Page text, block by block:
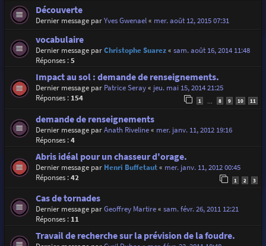
Découverte
Dernier message parYves Gwenael« mer. août 12, 2015 07:31
vocabulaire
Dernier message parChristophe Suarez« sam. août 16, 2014 11:48
Réponses :5
Impact au sol : demande de renseignements.
Dernier message par Patrice Seray« jeu. mai 15, 2014 21:25
Réponses : 154 1 8 9 10 11
demande de renseignements
Dernier message parAnath Riveline« mer. janv. 11, 2012 19:16
Réponses :4
Abris idéal pour un chasseur d'orage.
Dernier message par Henri Buffetaut« mer. janv. 11, 2012 00:45
Réponses :42 1 2 3
Cas de tornades
Dernier message parGeoffrey Martire« sam. févr. 26, 2011 12:21
Réponses : 11
Travail de recherche sur la prévision de la foudre.